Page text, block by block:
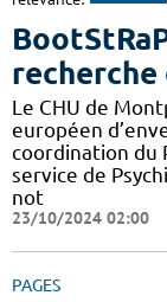
recherche
Le CHU de
européen
coordination du
service de
not
23/10/2024 02:00
PAGES